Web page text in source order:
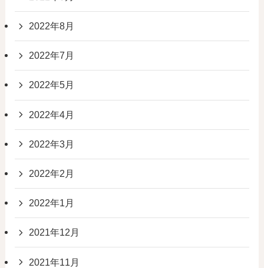
2022年8月
2022年7月
2022年5月
2022年4月
2022年3月
2022年2月
2022年1月
2021年12月
2021年11月